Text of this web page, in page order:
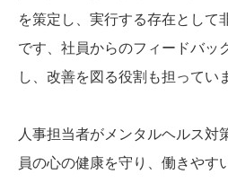
を策定し、実行する存在として
です、社員からのフィードバッ
し、改善を図る役割も担ってい
人事担当者がメンタルヘルス対
員の心の健康を守り、働きやす